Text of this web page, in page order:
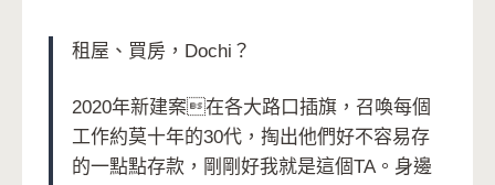
租屋、買房，Dochi？
2020年新建案在各大路口插旗，召喚每個
工作約莫十年的30代，掏出他們好不容易存
的一點點存款，剛剛好我就是這個TA。身邊